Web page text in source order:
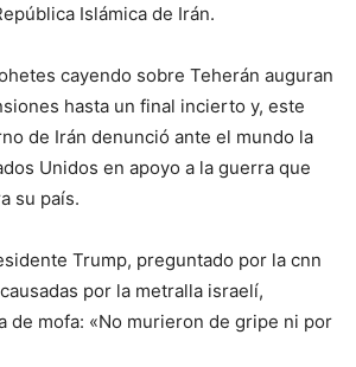
Islámica de Irán.
cayendo sobre Teherán auguran
hasta un final incierto y, este
de Irán denunció ante el mundo la
Unidos en apoyo a la guerra que
su país.
Trump, preguntado por la cnn
por la metralla israelí,
de mofa: «No murieron de gripe ni por